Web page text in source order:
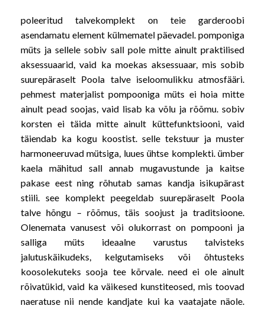
poleeritud talvekomplekt on teie garderoobi
asendamatu element külmematel päevadel. pomponiga
müts ja sellele sobiv sall pole mitte ainult praktilised
aksessuaarid, vaid ka moekas aksessuaar, mis sobib
suurepäraselt Poola talve iseloomulikku atmosfääri.
pehmest materjalist pompooniga müts ei hoia mitte
ainult pead soojas, vaid lisab ka võlu ja rõõmu. sobiv
korsten ei täida mitte ainult küttefunktsiooni, vaid
täiendab ka kogu koostist. selle tekstuur ja muster
harmoneeruvad mütsiga, luues ühtse komplekti. ümber
kaela mähitud sall annab mugavustunde ja kaitse
pakase eest ning rõhutab samas kandja isikupärast
stiili. see komplekt peegeldab suurepäraselt Poola
talve hõngu – rõõmus, täis soojust ja traditsioone.
Olenemata vanusest või olukorrast on pompooni ja
salliga müts ideaalne varustus talvisteks
jalutuskäikudeks, kelgutamiseks või õhtusteks
koosolekuteks sooja tee kõrvale. need ei ole ainult
rõivatükid, vaid ka väikesed kunstiteosed, mis toovad
naeratuse nii nende kandjate kui ka vaatajate näole.